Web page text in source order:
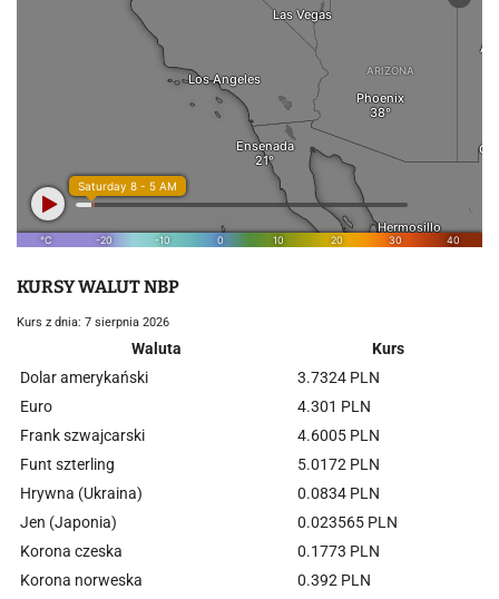
KURSY WALUT NBP
Kurs z dnia: 7 sierpnia 2026
Waluta
Kurs
Dolar amerykański
3.7324 PLN
Euro
4.301 PLN
Frank szwajcarski
4.6005 PLN
Funt szterling
5.0172 PLN
Hrywna (Ukraina)
0.0834 PLN
Jen (Japonia)
0.023565 PLN
Korona czeska
0.1773 PLN
Korona norweska
0.392 PLN